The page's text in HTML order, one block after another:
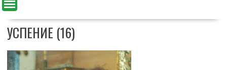
о
УСПЕНИЕ (16)